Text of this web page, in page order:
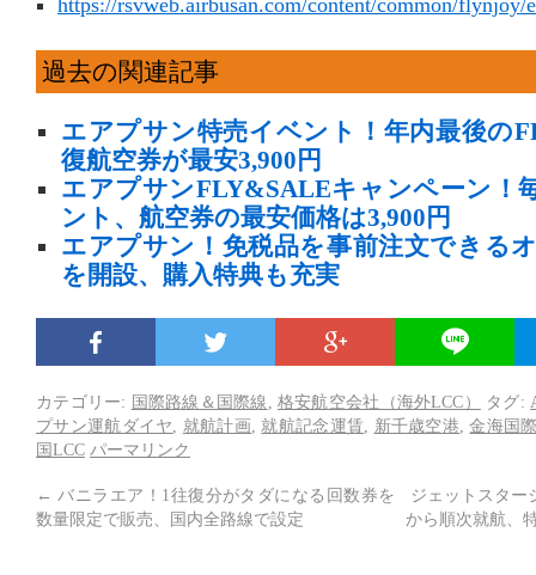
https://rsvweb.airbusan.com/content/common/flynjoy/
過去の関連記事
エアプサン特売イベント！年内最後の
復航空券が最安3,900円
エアプサンFLY&SALEキャンペーン！
ント、航空券の最安価格は3,900円
エアプサン！免税品を事前注文できる
を開設、購入特典も充実
カテゴリー: 国際路線＆国際線 格安航空会社（海外LCC） タグ:
プサン運航ダイヤ
就航計画 就航記念運賃 新千歳空港 ,金海国
国LCC パーマリンク
← バニラエア！1往復分がタダになる回数券を
数量限定で販売、国内全路線で設定
ジェットスター
から順次就航、